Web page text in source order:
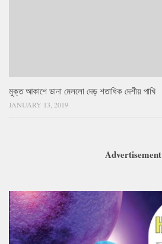
মুক্ত আকাশে ডানা মেললো দেড় শতাধিক দেশীয় পাখি
JANUARY 13, 2019
Advertisement